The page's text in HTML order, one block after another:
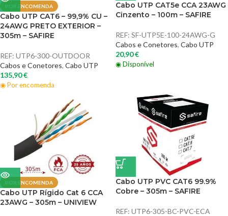
POR ENCOMENDA
Cabo UTP CAT6 – 99,9% CU –
24AWG PRETO EXTERIOR –
305m – SAFIRE
REF: UTP6-300-OUTDOOR
Cabos e Conetores, Cabo UTP
135,90€
◉ Por encomenda
Cabo UTP CAT5e CCA 23AWG
Cinzento – 100m – SAFIRE
REF: SF-UTP5E-100-24AWG-G
Cabos e Conetores, Cabo UTP
20,90€
◉ Disponível
POR ENCOMENDA
Cabo UTP Rígido Cat 6 CCA
23AWG – 305m – UNIVIEW
Cabo UTP PVC CAT6 99.9%
Cobre – 305m – SAFIRE
REF: UTP6-305-BC-PVC-ECA